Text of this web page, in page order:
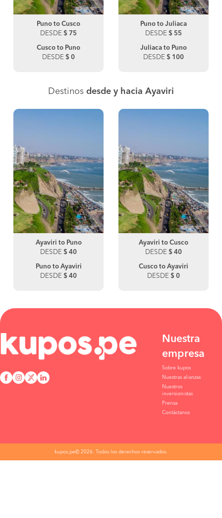
Puno to Cusco
DESDE $ 75
Cusco to Puno
DESDE $ 0
Puno to Juliaca
DESDE $ 55
Juliaca to Puno
DESDE $ 100
Destinos desde y hacia Ayaviri
Ayaviri to Puno
DESDE $ 40
Puno to Ayaviri
DESDE $ 40
Ayaviri to Cusco
DESDE $ 40
Cusco to Ayaviri
DESDE $ 0
Nuestra
empresa
Sobre kupos
Nuestras alianzas
Nuestros
inversionistas
Prensa
Contáctanos
kupos.pe© 2026. Todos los derechos reservados.